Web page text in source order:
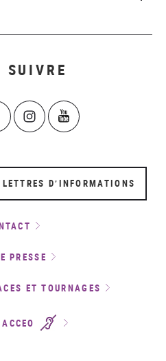
SUIVRE
D’INFORMATIONS
PRESSE
ET TOURNAGES